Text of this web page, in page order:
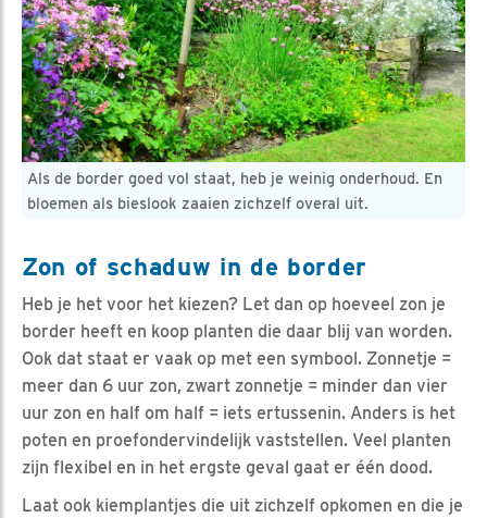
Als de border goed vol staat, heb je weinig onderhoud. En
bloemen als bieslook zaaien zichzelf overal uit.
Zon of schaduw in de border
Heb je het voor het kiezen? Let dan op hoeveel zon je
border heeft en koop planten die daar blij van worden.
Ook dat staat er vaak op met een symbool. Zonnetje =
meer dan 6 uur zon, zwart zonnetje = minder dan vier
uur zon en half om half = iets ertussenin. Anders is het
poten en proefondervindelijk vaststellen. Veel planten
zijn flexibel en in het ergste geval gaat er één dood.
Laat ook kiemplantjes die uit zichzelf opkomen en die je